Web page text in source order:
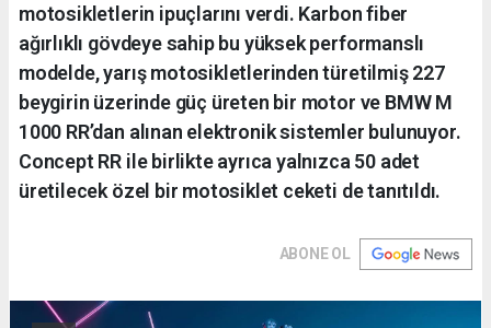
motosikletlerin ipuçlarını verdi. Karbon fiber
ağırlıklı gövdeye sahip bu yüksek performanslı
modelde, yarış motosikletlerinden türetilmiş 227
beygirin üzerinde güç üreten bir motor ve BMW M
1000 RR’dan alınan elektronik sistemler bulunuyor.
Concept RR ile birlikte ayrıca yalnızca 50 adet
üretilecek özel bir motosiklet ceketi de tanıtıldı.
ABONE OL